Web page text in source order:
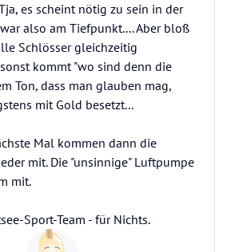
es scheint nötig zu sein in der
also am Tiefpunkt.... Aber bloß
Schlösser gleichzeitig
kommt "wo sind denn die
Ton, dass man glauben mag,
mit Gold besetzt...
Mal kommen dann die
mit. Die "unsinnige" Luftpumpe
mit.
Sport-Team - für Nichts.